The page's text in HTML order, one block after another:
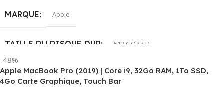
MARQUE Apple
TAILLE DU DISQUE DUR 512 GO SSD
MÉMOIRE RAM INSTALLÉE 32 GB
-48%
Apple MacBook Pro (2019) | Core i9, 32Go RAM, 1To SSD,
4Go Carte Graphique, Touch Bar